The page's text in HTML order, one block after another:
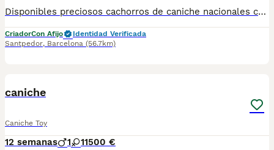
Disponibles preciosos cachorros de caniche nacionales criados en nuestras instalaciones, en un ambiente familiar y responsable. Nuestros cachorros se entregan con cartilla de primera vacunación, vacunas correspondientes a su edad, desparasitados interna y externamente, y con microchip implantado y dado de alta. Además, realizamos un contrato de garantía que incluye: • Garantía vírica de 15 días. • Garantía congénita de 1 año. Desde la fecha de entrega del cachorro. Nos comprometemos al 100% con la salud, el bienestar y el cuidado de nuestros pequeños. Disponemos de Núcleo Zoológico Para más información, imágenes o cualquier consulta sin compromiso, pueden contactar con nosotros en los teléfonos: CRISTINA 📞 722 788 399 📞 932 514 529
CriadorCon Afijo
Identidad Verificada
Santpedor, Barcelona (56.7km)
caniche
Caniche Toy
12 semanas 1 11500 €